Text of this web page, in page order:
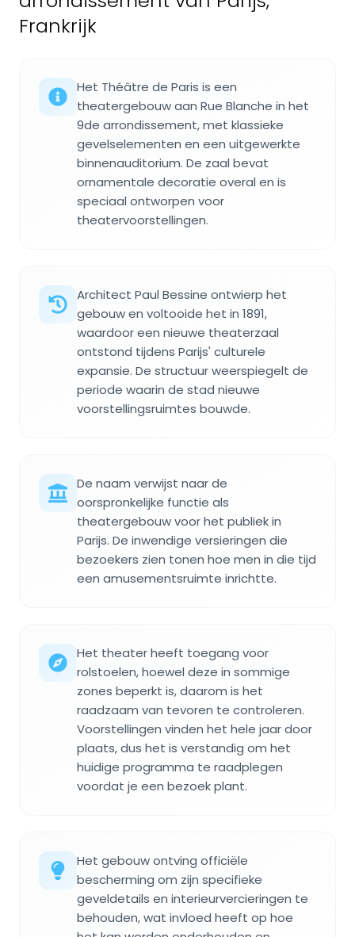
Frankrijk
Het Théâtre de Paris is een
theatergebouw aan Rue Blanche in het
9de arrondissement, met klassieke
gevelselementen en een uitgewerkte
binnenauditorium. De zaal bevat
ornamentale decoratie overal en is
speciaal ontworpen voor
theatervoorstellingen.
Architect Paul Bessine ontwierp het
gebouw en voltooide het in 1891,
waardoor een nieuwe theaterzaal
ontstond tijdens Parijs' culturele
expansie. De structuur weerspiegelt de
periode waarin de stad nieuwe
voorstellingsruimtes bouwde.
De naam verwijst naar de
oorspronkelijke functie als
theatergebouw voor het publiek in
Parijs. De inwendige versieringen die
bezoekers zien tonen hoe men in die tijd
een amusementsruimte inrichtte.
Het theater heeft toegang voor
rolstoelen, hoewel deze in sommige
zones beperkt is, daarom is het
raadzaam van tevoren te controleren.
Voorstellingen vinden het hele jaar door
plaats, dus het is verstandig om het
huidige programma te raadplegen
voordat je een bezoek plant.
Het gebouw ontving officiële
bescherming om zijn specifieke
geveldetails en interieurvercieringen te
behouden, wat invloed heeft op hoe